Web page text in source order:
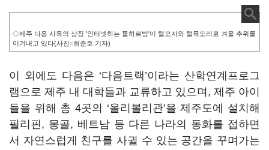
◇제주 다음 사옥의 상징 '인터넷하는 돌하르방'이 털모자와 털목도리로 겨울 추위를
이겨내고 있다(사진=최준호 기자)
이 외에도 다음은 ‘다음트랙’이라는 산학연계프로그
램으로 제주 내 대학들과 교류하고 있으며, 제주 아이
들을 위해 총 4곳의 ‘올리볼리관’을 제주도에 설치해
필리핀, 몽골, 베트남 등 다른 나라의 동화를 접하면
서 자연스럽게 친구를 사귈 수 있는 공간을 꾸며가는